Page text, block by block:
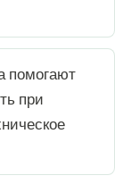
помогают
при